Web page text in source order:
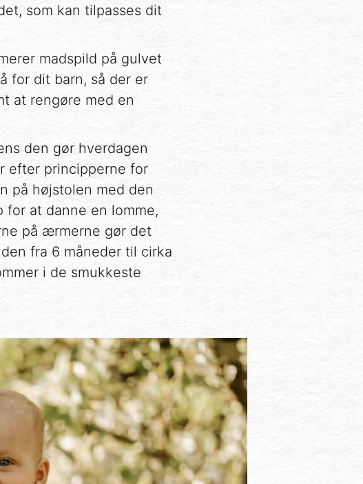
som kan tilpasses dit
madspild på gulvet
for dit barn, så der er
at rengøre med en
den gør hverdagen
efter principperne for
på højstolen med den
at danne en lomme,
på ærmerne gør det
fra 6 måneder til cirka
i de smukkeste